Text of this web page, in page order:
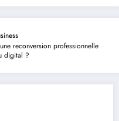
reconversion professionnelle
digital ?